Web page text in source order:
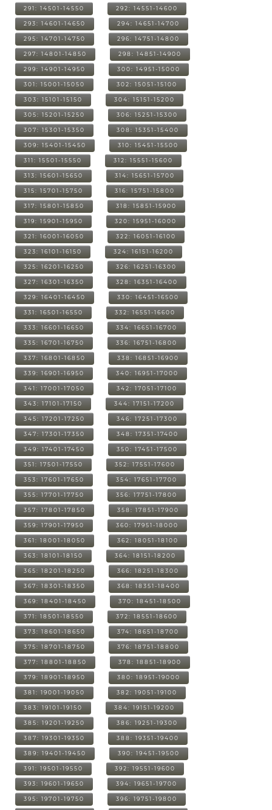
291: 14501-14550 292: 14551-14600
293: 14601-14650 294: 14651-14700
295: 14701-14750 296: 14751-14800
297: 14801-14850 298: 14851-14900
299: 14901-14950 300: 14951-15000
301: 15001-15050 302: 15051-15100
303: 15101-15150 304: 15151-15200
305: 15201-15250 306: 15251-15300
307: 15301-15350 308: 15351-15400
309: 15401-15450 310: 15451-15500
311: 15501-15550 312: 15551-15600
313: 15601-15650 314: 15651-15700
315: 15701-15750 316: 15751-15800
317: 15801-15850 318: 15851-15900
319: 15901-15950 320: 15951-16000
321: 16001-16050 322: 16051-16100
323: 16101-16150 324: 16151-16200
325: 16201-16250 326: 16251-16300
327: 16301-16350 328: 16351-16400
329: 16401-16450 330: 16451-16500
331: 16501-16550 332: 16551-16600
333: 16601-16650 334: 16651-16700
335: 16701-16750 336: 16751-16800
337: 16801-16850 338: 16851-16900
339: 16901-16950 340: 16951-17000
341: 17001-17050 342: 17051-17100
343: 17101-17150 344: 17151-17200
345: 17201-17250 346: 17251-17300
347: 17301-17350 348: 17351-17400
349: 17401-17450 350: 17451-17500
351: 17501-17550 352: 17551-17600
353: 17601-17650 354: 17651-17700
355: 17701-17750 356: 17751-17800
357: 17801-17850 358: 17851-17900
359: 17901-17950 360: 17951-18000
361: 18001-18050 362: 18051-18100
363: 18101-18150 364: 18151-18200
365: 18201-18250 366: 18251-18300
367: 18301-18350 368: 18351-18400
369: 18401-18450 370: 18451-18500
371: 18501-18550 372: 18551-18600
373: 18601-18650 374: 18651-18700
375: 18701-18750 376: 18751-18800
377: 18801-18850 378: 18851-18900
379: 18901-18950 380: 18951-19000
381: 19001-19050 382: 19051-19100
383: 19101-19150 384: 19151-19200
385: 19201-19250 386: 19251-19300
387: 19301-19350 388: 19351-19400
389: 19401-19450 390: 19451-19500
391: 19501-19550 392: 19551-19600
393: 19601-19650 394: 19651-19700
395: 19701-19750 396: 19751-19800